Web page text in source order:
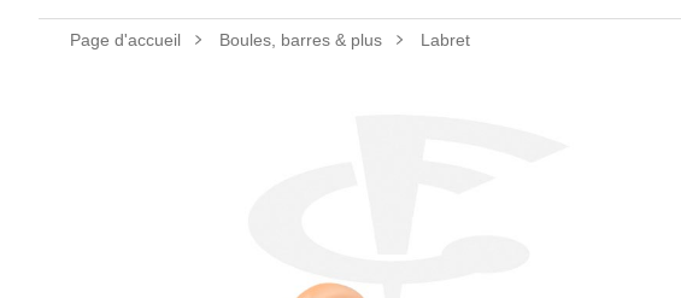
Page d'accueil Boules, barres & plus Labret